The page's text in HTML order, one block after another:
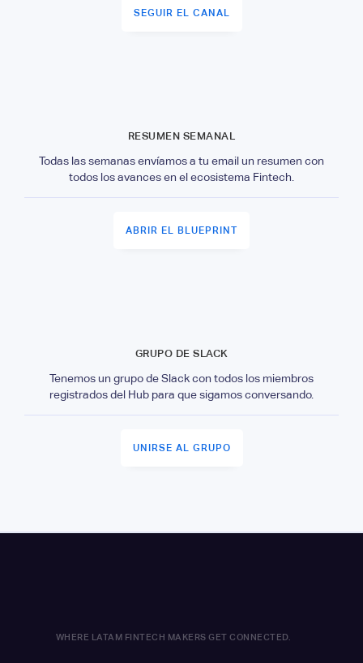
SEGUIR EL CANAL
RESUMEN SEMANAL
Todas las semanas envíamos a tu email un resumen con
todos los avances en el ecosistema Fintech.
ABRIR EL BLUEPRINT
GRUPO DE SLACK
Tenemos un grupo de Slack con todos los miembros
registrados del Hub para que sigamos conversando.
UNIRSE AL GRUPO
WHERE LATAM FINTECH MAKERS GET CONNECTED.